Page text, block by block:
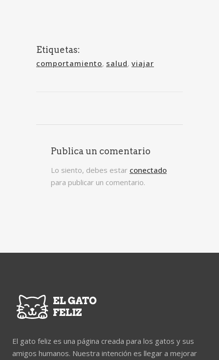
Etiquetas:
comportamiento, salud, viajar
Publica un comentario
Lo siento, debes estar conectado
para publicar un comentario.
El gato feliz es una página creada para los gatos y sus
amigos humanos. Nuestra intención es llegar a mejorar